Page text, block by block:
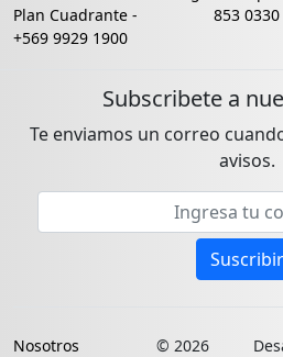
Plan Cuadrante -
+569 9929 1900
853 0330
Subscribete a
Te enviamos un correo
avisos.
Email address
Suscribir
Nosotros © 2026